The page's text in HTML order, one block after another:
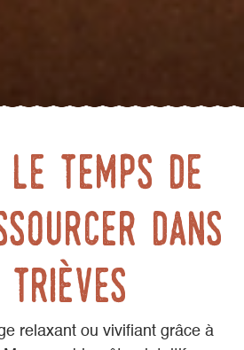
le temps de
dans
relaxant ou vivifiant grâce à